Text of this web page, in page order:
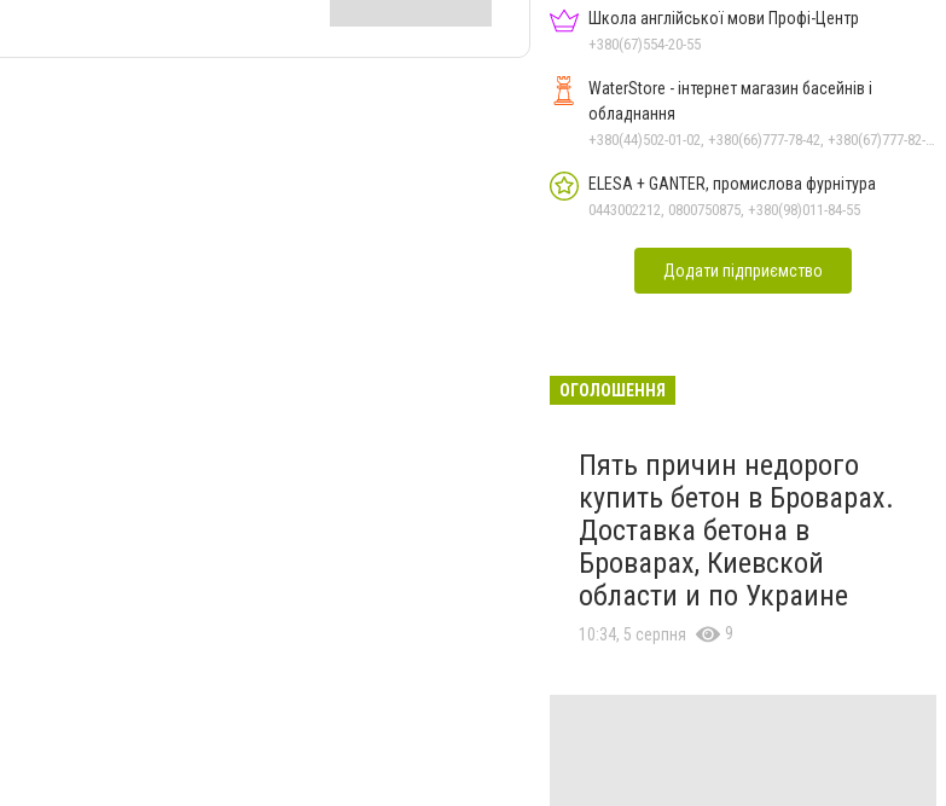
Школа англійської мови Профі-Центр
+380(67)554-20-55
WaterStore - інтернет магазин басейнів і
обладнання
+380(44)502-01-02, +380(66)777-78-42, +380(67)777-82-19, +380(67)890-80-80, +380(73)890-80-80, +380(44)502-01-03
ELESA + GANTER, промислова фурнітура
0443002212, 0800750875, +380(98)011-84-55
Додати підприємство
ОГОЛОШЕННЯ
Пять причин недорого
купить бетон в Броварах.
Доставка бетона в
Броварах, Киевской
области и по Украине
10:34, 5 серпня 9